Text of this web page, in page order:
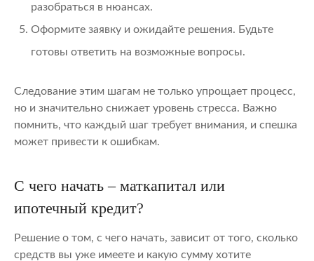
разобраться в нюансах.
Оформите заявку и ожидайте решения. Будьте
готовы ответить на возможные вопросы.
Следование этим шагам не только упрощает процесс,
но и значительно снижает уровень стресса. Важно
помнить, что каждый шаг требует внимания, и спешка
может привести к ошибкам.
С чего начать – маткапитал или
ипотечный кредит?
Решение о том, с чего начать, зависит от того, сколько
средств вы уже имеете и какую сумму хотите